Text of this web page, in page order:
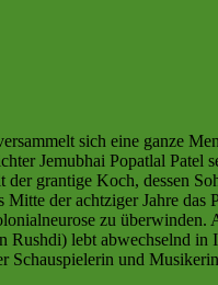
sich eine ganze
Jemubhai Popatlal
grantige Koch, dessen
der achtziger Jahre das
zu
Rushdi) lebt abwechselnd
Schauspielerin und